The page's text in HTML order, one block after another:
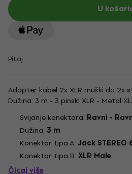
U
Pitaj
Adapter kabel 2x XLR muški do 2x
Dužina: 3 m - 3 pinski XLR - Metal
Svijanje konektora: Ravni -
Dužina: 3 m
Konektor tipa A: Jack STEREO
Konektor tipa B: XLR Male
Čitaj više